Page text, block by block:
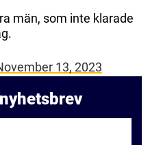
män, som inte klarade
13, 2023